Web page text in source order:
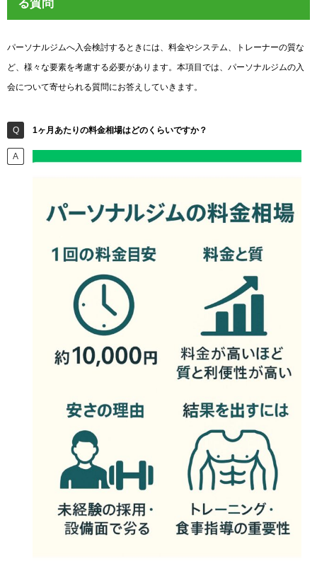
る質問
パーソナルジムへ入会検討するときには、料金やシステム、トレーナーの質な
ど、様々な要素を考慮する必要があります。本項目では、パーソナルジムの入
会について寄せられる質問にお答えしていきます。
1ヶ月あたりの料金相場はどのくらいですか？